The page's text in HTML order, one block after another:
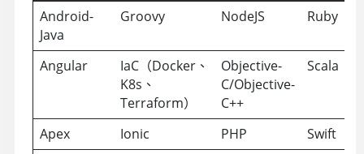
Android-
Java
Groovy NodeJS Ruby
Angular
IaC（Docker、
K8s、
Terraform）
Objective-
C/Objective-
C++
Scala
Apex Ionic PHP
Swift